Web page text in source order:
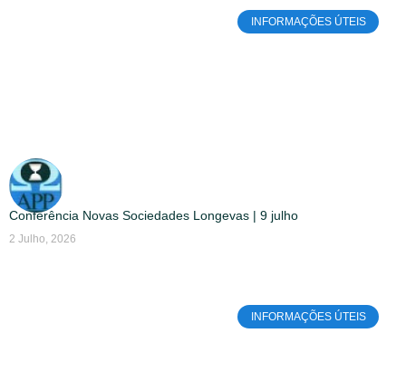
INFORMAÇÕES ÚTEIS
Conferência Novas Sociedades Longevas | 9 julho
2 Julho, 2026
INFORMAÇÕES ÚTEIS